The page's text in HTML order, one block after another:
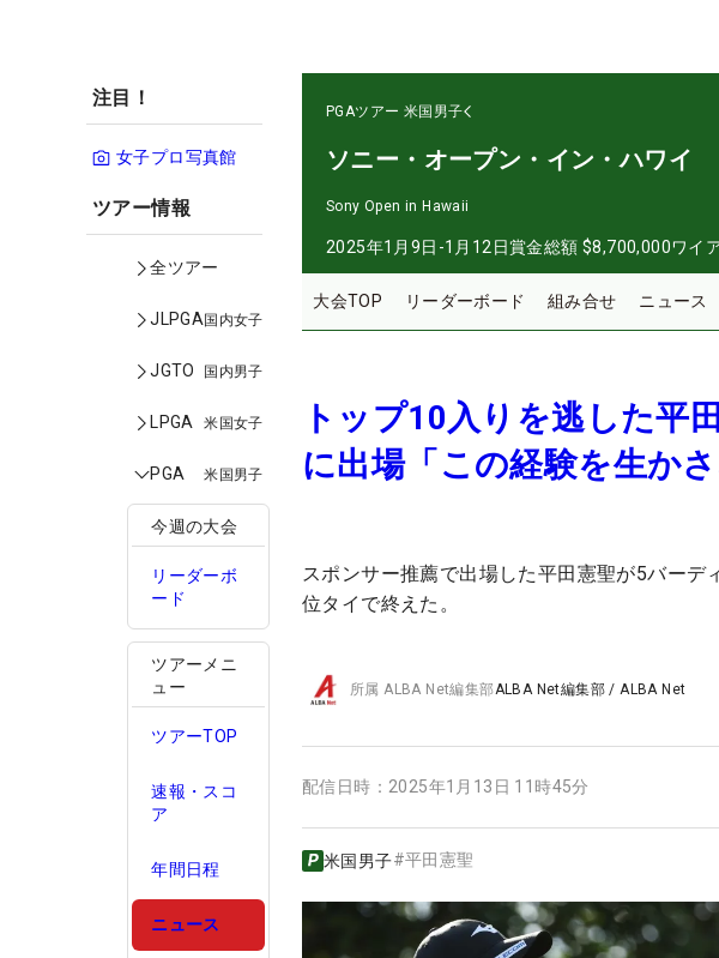
注目！
女子プロ写真館
ツアー情報
全ツアー
JLPGA国内女子
JGTO 国内男子
LPGA 米国女子
PGA 米国男子
今週の大会
リーダーボ
ード
ツアーメニ
ュー
ツアーTOP
速報・スコ
ア
年間日程
ニュース
PGAツアー 米国男子
ソニー・オープン・イン・ハワイ
Sony Open in Hawaii
2025年1月9日-1月12日賞金総額 $8,700,000ワイ
大会TOP リーダーボード 組み合せ ニュース
トップ10入りを逃した
に出場「この経験を生か
スポンサー推薦で出場した平田憲聖が5バー
位タイで終えた。
所属ALBA Net編集部ALBA Net編集部 /ALBA Net
配信日時： 2025年1月13日 11時45分
米国男子#平田憲聖